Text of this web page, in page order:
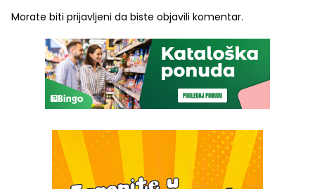
Morate biti prijavljeni da biste objavili komentar.